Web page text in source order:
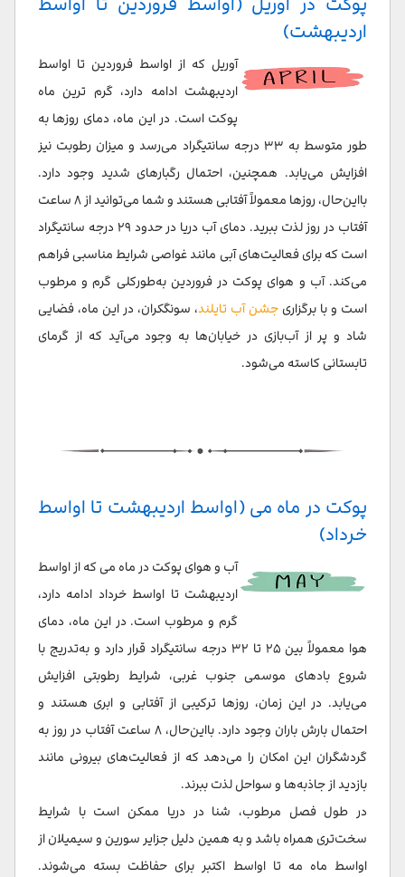
اردیبهشت)
آوریل که از اواسط فروردین تا اواسط
اردیبهشت ادامه دارد، گرم ترین ماه
پوکت است. در این ماه، دمای روزها به
طور متوسط به ۳۳ درجه سانتیگراد می‌رسد و میزان رطوبت نیز
افزایش می‌یابد. همچنین، احتمال رگبارهای شدید وجود دارد.
بااین‌حال، روزها معمولاً آفتابی هستند و شما می‌توانید از ۸ ساعت
آفتاب در روز لذت ببرید. دمای آب دریا در حدود ۲۹ درجه سانتیگراد
است که برای فعالیت‌های آبی مانند غواصی شرایط مناسبی فراهم
می‌کند. آب و هوای پوکت در فروردین به‌طورکلی گرم و مرطوب
است و با برگزاری جشن آب تایلند، سونگکران، در این ماه، فضایی
شاد و پر از آب‌بازی در خیابان‌ها به وجود می‌آید که از گرمای
تابستانی کاسته می‌شود.
پوکت در ماه می (اواسط اردیبهشت تا اواسط
خرداد)
آب و هوای پوکت در ماه می که از اواسط
اردیبهشت تا اواسط خرداد ادامه دارد،
گرم و مرطوب است. در این ماه، دمای
هوا معمولاً بین ۲۵ تا ۳۲ درجه سانتیگراد قرار دارد و به‌تدریج با
شروع بادهای موسمی جنوب غربی، شرایط رطوبتی افزایش
می‌یابد. در این زمان، روزها ترکیبی از آفتابی و ابری هستند و
احتمال بارش باران وجود دارد. بااین‌حال، ۸ ساعت آفتاب در روز به
گردشگران این امکان را می‌دهد که از فعالیت‌های بیرونی مانند
بازدید از جاذبه‌ها و سواحل لذت ببرند.
در طول فصل مرطوب، شنا در دریا ممکن است با شرایط
سخت‌تری همراه باشد و به همین دلیل جزایر سورین و سیمیلان از
اواسط ماه مه تا اواسط اکتبر برای حفاظت بسته می‌شوند.